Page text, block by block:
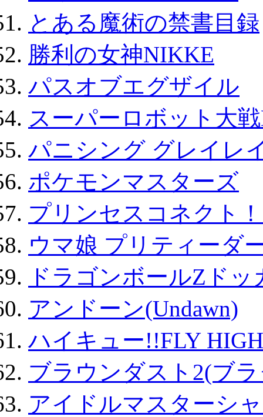
とある魔術の禁書目録
勝利の女神NIKKE
パスオブエグザイル
スーパーロボット大
パニシング グレイレ
ポケモンマスターズ
プリンセスコネクト
ウマ娘 プリティーダ
ドラゴンボールZド
アンドーン(Undawn)
ハイキュー!!FLY HIGH
ブラウンダスト2(ブ
アイドルマスターシ